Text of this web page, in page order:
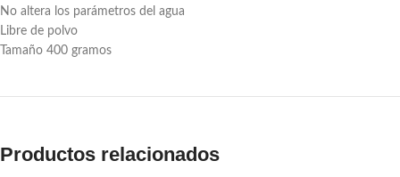
No altera los parámetros del agua
Libre de polvo
Tamaño 400 gramos
Productos relacionados